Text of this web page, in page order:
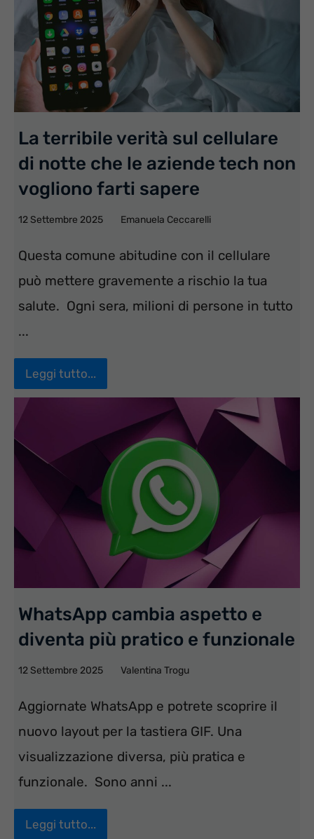
La terribile verità sul cellulare
di notte che le aziende tech non
vogliono farti sapere
12 Settembre 2025 Emanuela Ceccarelli
Questa comune abitudine con il cellulare
può mettere gravemente a rischio la tua
salute. Ogni sera, milioni di persone in tutto
...
Leggi tutto...
WhatsApp cambia aspetto e
diventa più pratico e funzionale
12 Settembre 2025 Valentina Trogu
Aggiornate WhatsApp e potrete scoprire il
nuovo layout per la tastiera GIF. Una
visualizzazione diversa, più pratica e
funzionale. Sono anni ...
Leggi tutto...